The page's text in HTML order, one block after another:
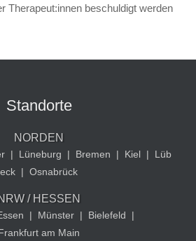
Therapeut:innen beschuldigt werden
Standorte
NORDEN
| Lüneburg | Bremen | Kiel |
Lüb
eck | Osnabrück
/ HESSEN
| Münster | Bielefeld
|
am Main